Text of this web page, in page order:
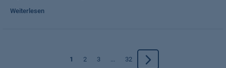
Weiterlesen
1 2 3 ... 32